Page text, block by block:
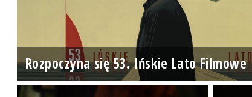
Rozpoczyna się 53. Ińskie Lato Filmowe